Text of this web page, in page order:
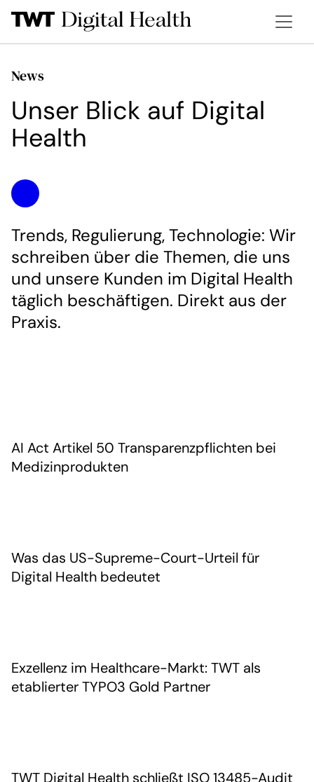
News
Unser Blick auf Digital
Health
Trends, Regulierung, Technologie: Wir
schreiben über die Themen, die uns
und unsere Kunden im Digital Health
täglich beschäftigen. Direkt aus der
Praxis.
AI Act Artikel 50 Transparenzpflichten bei
Medizinprodukten
Was das US-Supreme-Court-Urteil für
Digital Health bedeutet
Exzellenz im Healthcare-Markt: TWT als
etablierter TYPO3 Gold Partner
TWT Digital Health schließt ISO 13485-Audit